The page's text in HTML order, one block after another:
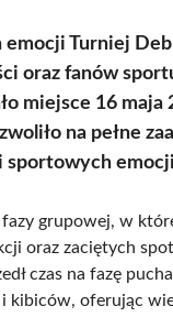
emocji Turniej
oraz fanów
miejsce 16
na pełne
sportowych
fazy grupowej, w
oraz zaciętych
czas na fazę
kibiców, oferując